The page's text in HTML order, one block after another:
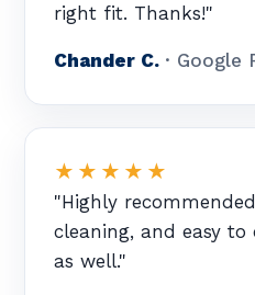
right fit. Thanks!"
Chander C. · Google
★★★★★
"Highly
cleaning, and easy
as well."